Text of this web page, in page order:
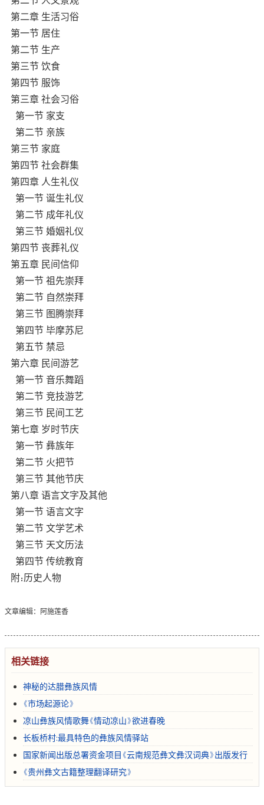
第二章 生活习俗
第一节 居住
第二节 生产
第三节 饮食
第四节 服饰
第三章 社会习俗
第一节 家支
第二节 亲族
第三节 家庭
第四节 社会群集
第四章 人生礼仪
第一节 诞生礼仪
第二节 成年礼仪
第三节 婚姻礼仪
第四节 丧葬礼仪
第五章 民间信仰
第一节 祖先崇拜
第二节 自然崇拜
第三节 图腾崇拜
第四节 毕摩苏尼
第五节 禁忌
第六章 民间游艺
第一节 音乐舞蹈
第二节 竞技游艺
第三节 民间工艺
第七章 岁时节庆
第一节 彝族年
第二节 火把节
第三节 其他节庆
第八章 语言文字及其他
第一节 语言文字
第二节 文学艺术
第三节 天文历法
第四节 传统教育
附：历史人物
文章编辑：阿施莲香
相关链接
神秘的达腊彝族风情
《市场起源论》
凉山彝族风情歌舞《情动凉山》欲进春晚
长板桥村:最具特色的彝族风情驿站
国家新闻出版总署资金项目《云南规范彝文彝汉词典》出版发行
《贵州彝文古籍整理翻译研究》